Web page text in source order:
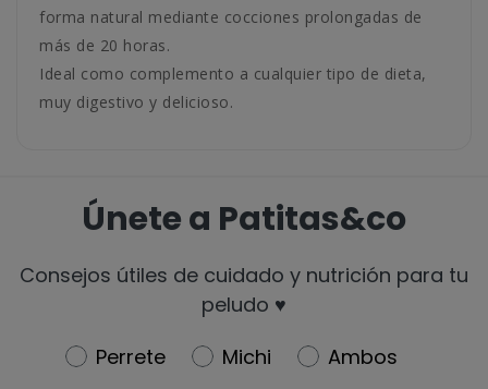
forma natural mediante cocciones prolongadas de
más de 20 horas.
Ideal como complemento a cualquier tipo de dieta,
muy digestivo y delicioso.
Únete a Patitas&co
Consejos útiles de cuidado y nutrición para tu
peludo ♥️
Newsletter
Perrete Michi
Ambos